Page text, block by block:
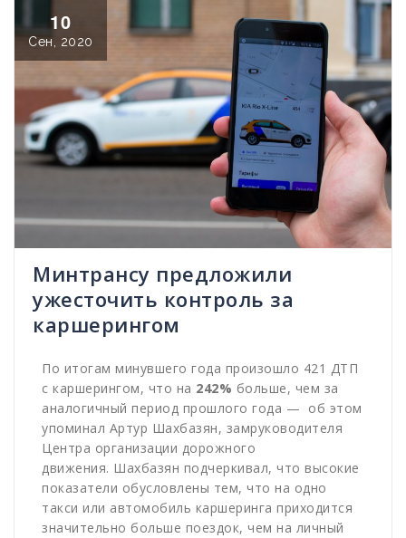
10
Сен, 2020
Минтрансу предложили
ужесточить контроль за
каршерингом
По итогам минувшего года произошло 421 ДТП
с каршерингом, что на 242% больше, чем за
аналогичный период прошлого года — об этом
упоминал Артур Шахбазян, замруководителя
Центра организации дорожного
движения. Шахбазян подчеркивал, что высокие
показатели обусловлены тем, что на одно
такси или автомобиль каршеринга приходится
значительно больше поездок, чем на личный